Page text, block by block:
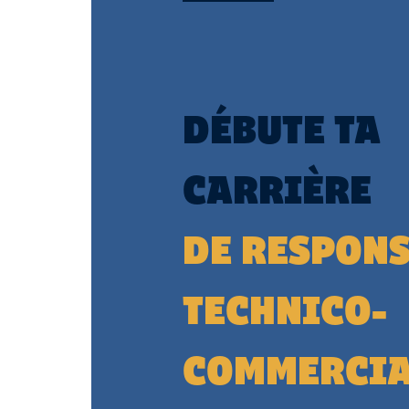
DÉBUTE TA
CARRIÈRE
DE
TECHNICO-